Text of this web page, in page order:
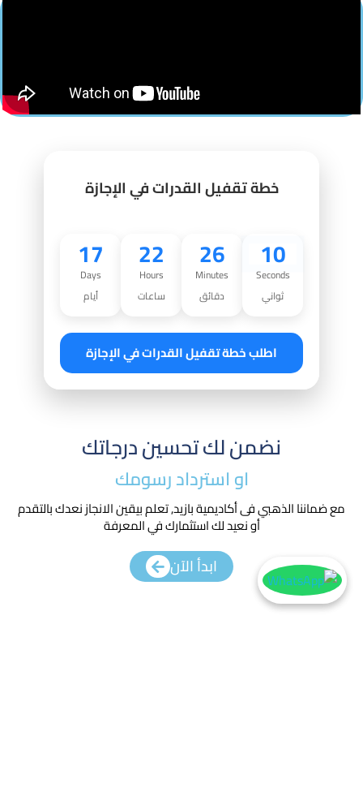
خطة تقفيل القدرات في الإجازة
17
Days
أيام
22
Hours
ساعات
26
Minutes
دقائق
09
Seconds
ثواني
اطلب خطة تقفيل القدرات في الإجازة
نضمن لك تحسين درجاتك
او استرداد رسومك​
مع ضماننا الذهبي فى أكاديمية بازيد, تعلم بيقين الانجاز نعدك بالتقدم
أو نعيد لك استثمارك في المعرفة
ابدأ الآن